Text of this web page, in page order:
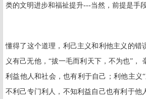
类的文明进步和福祉提升---当然，前提是手
懂得了这个道理，利己主义和利他主义的错
义有己无他，“拔一毛而利天下，不为也”，
利益他人和社会，也有利于自己；利他主义
不利己专门利人，不知利益自己也有利于他